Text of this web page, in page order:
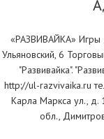
«РАЗВИВАЙКА» Игры
Ульяновский, 6
"Развивайка".
http://ul-razvivaika.ru
Карла Маркса ул., д.
обл.,